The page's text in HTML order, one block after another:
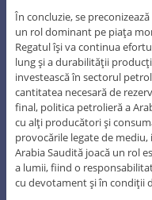
În concluzie, se
un rol dominant pe piaţa
Regatul îşi va continua
lung şi a durabilităţii
investească în sectorul
cantitatea necesară de
final, politica petrolieră a
cu alţi producători şi
provocările legate de
Arabia Saudită joacă un rol
a lumii, fiind o
cu devotament şi în condiţii